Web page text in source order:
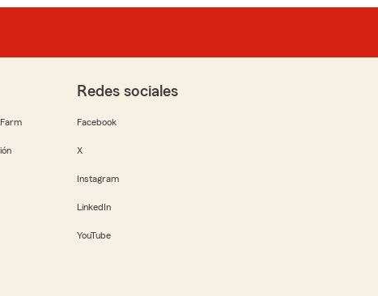
Redes sociales
Facebook
X
Instagram
LinkedIn
YouTube